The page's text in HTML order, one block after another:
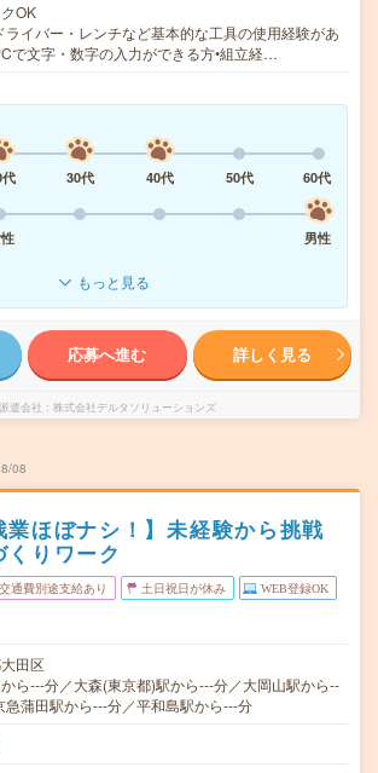
OK
ライバー・レンチなど基本的な工具の使用経験があ
で文字・数字の入力ができる方•組立経…
30代 40代 50代
60代
男性
もっと見る
応募へ進む 詳しく見る
派遣会社 株式会社デルタソリューションズ
08
業ほぼナシ！】未経験から挑戦
りワーク
交通費別途支給あり 土日祝日が休み WEB登録OK
田区
ら---分／大森(東京都)駅から---分／大岡山駅から--
急蒲田駅から---分／平和島駅から---分